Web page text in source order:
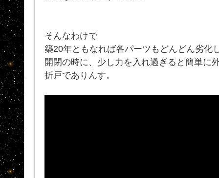
そんなわけで
築20年ともなれば各パーツもどんどん劣化
開閉の時に、少し力を入れ過ぎると簡単に
折戸でありんす。